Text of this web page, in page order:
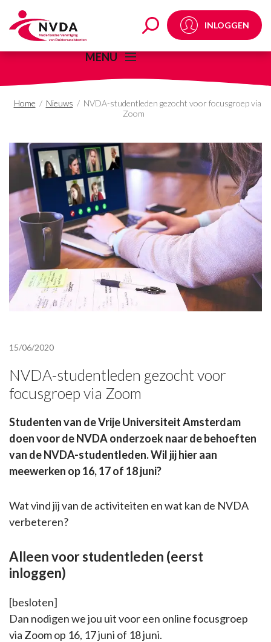
NVDA-studentleden
INLOGGEN
MENU
Home / Nieuws / NVDA-studentleden gezocht voor focusgroep via
Zoom
15/06/2020
NVDA-studentleden gezocht voor
focusgroep via Zoom
Studenten van de Vrije Universiteit Amsterdam
doen voor de NVDA onderzoek naar de behoeften
van de NVDA-studentleden. Wil jij hier aan
meewerken op 16, 17 of 18 juni?
Wat vind jij van de activiteiten en wat kan de NVDA
verbeteren?
Alleen voor studentleden (eerst
inloggen)
[besloten]
Dan nodigen we jou uit voor een online focusgroep
via Zoom op 16, 17 juni of 18 juni.